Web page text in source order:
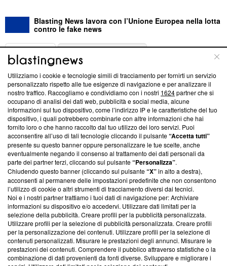
Blasting News lavora con l’Unione Europea nella lotta
contro le fake news
ABOUT
Questa sezione offre informazioni trasparenti su Blasting
News, sui nostri processi editoriali e su come ci impegniamo a
creare news di qualità. Inoltre, afferma la nostra aderenza a
‘Trust Project - News with Integrity’Blasting News non è
ancora membro del programma, ma ha richiesto di farne
parte; Trust Project non ha ancora effettuato una verifica di
conformità agli standard.
Su di noi
Team editoriale
Corporate
Redazione
Informativa Privacy
Cookie Policy
Utilizziamo i cookie e tecnologie simili di tracciamento per fornirti un servizio
personalizzato rispetto alle tue esigenze di navigazione e per analizzare il
nostro traffico. Raccogliamo e condividiamo con i nostri 1624partner che si
occupano di analisi dei dati web, pubblicità e social media, alcune
informazioni sul tuo dispositivo, come l’indirizzo IP e le caratteristiche del tuo
dispositivo, i quali potrebbero combinarle con altre informazioni che hai
fornito loro o che hanno raccolto dal tuo utilizzo dei loro servizi. Puoi
acconsentire all’uso di tali tecnologie cliccando il pulsante“Accetta tutti”
presente su questo banner oppure personalizzare le tue scelte, anche
eventualmente negando il consenso al trattamento dei dati personali da
parte dei partner terzi, cliccando sul pulsante“Personalizza”.
Chiudendo questo banner (cliccando sul pulsante“X”in alto a destra),
acconsenti al permanere delle impostazioni predefinite che non consentono
l’utilizzo di cookie o altri strumenti di tracciamento diversi dai tecnici.
Noi e i nostri partner trattiamo i tuoi dati di navigazione per: Archiviare
informazioni su dispositivo e/o accedervi. Utilizzare dati limitati per la
selezione della pubblicità. Creare profili per la pubblicità personalizzata.
Utilizzare profili per la selezione di pubblicità personalizzata. Creare profili
per la personalizzazione dei contenuti. Utilizzare profili per la selezione di
contenuti personalizzati. Misurare le prestazioni degli annunci. Misurare le
prestazioni dei contenuti. Comprendere il pubblico attraverso statistiche o la
combinazione di dati provenienti da fonti diverse. Sviluppare e migliorare i